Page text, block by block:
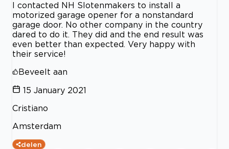
I contacted NH Slotenmakers to install a
motorized garage opener for a nonstandard
garage door. No other company in the country
dared to do it. They did and the end result was
even better than expected. Very happy with
their service!
Beveelt aan
15 January 2021
Cristiano
Amsterdam
delen